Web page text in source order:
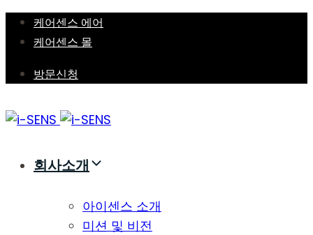
Skip
links
Skip
navigation
to
케어센스 에어
케어센스 몰
방문신청
회사소개
아이센스 소개
미션 및 비전